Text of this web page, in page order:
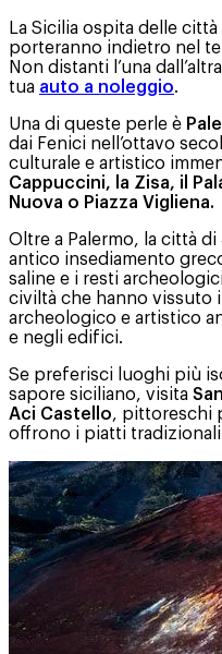
La Sicilia ospita delle
porteranno indietro nel
Non distanti l’una
tua auto a noleggio.
Una di queste perle è
dai Fenici nell’ottavo
culturale e artistico
Cappuccini, la Zisa, il
Nuova o Piazza Vigliena.
Oltre a Palermo, la città di
antico insediamento
saline e i resti
civiltà che hanno vissuto
archeologico e artistico
e negli edifici.
Se preferisci luoghi più
sapore siciliano, visita
Aci Castello, pittoreschi
offrono i piatti